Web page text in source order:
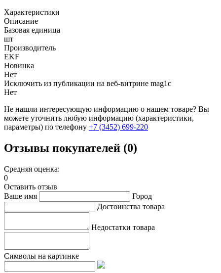
Характеристики
Описание
Базовая единица
шт
Производитель
EKF
Новинка
Нет
Исключить из публикации на веб-витрине mag1c
Нет
Не нашли интересующую информацию о нашем товаре? Вы
можете уточнить любую информацию (характеристики,
параметры) по телефону +7 (3452) 699-220
Отзывы покупателей (0)
Средняя оценка:
0
Оставить отзыв
Ваше имя
Город
Достоинства товара
Недостатки товара
Символы на картинке